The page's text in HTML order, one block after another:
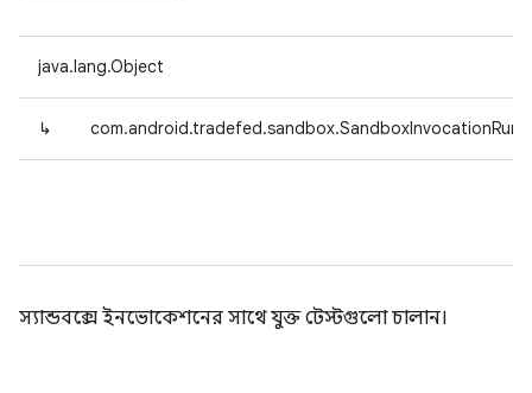
java.lang.Object
↳
স্যান্ডবক্সে ইনভোকেশনের সাথে যুক্ত টেস্টগুলো চালান।